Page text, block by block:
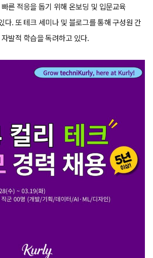
른 적응을 돕기 위해 온보딩 및 입문교육
다. 또 테크 세미나 및 블로그를 통해 구성원 간
발적 학습을 독려하고 있다.